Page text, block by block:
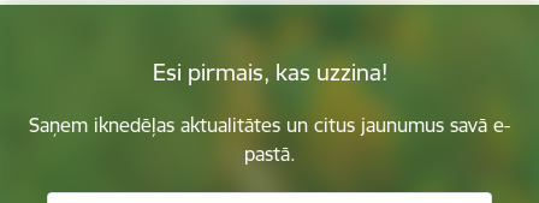
Esi pirmais, kas uzzina!
Saņem iknedēļas aktualitātes un citus jaunumus savā e-
pastā.